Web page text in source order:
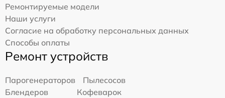
Ремонтируемые модели
Наши услуги
Согласие на обработку персональных данных
Способы оплаты
Ремонт устройств
Парогенераторов
Пылесосов
Блендеров
Кофеварок